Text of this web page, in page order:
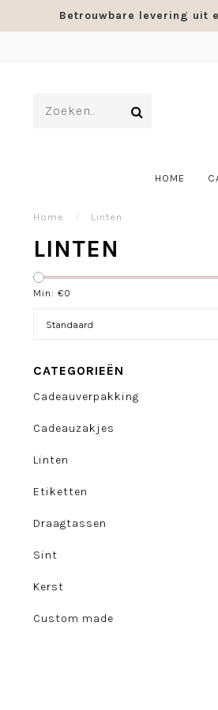
Betrouwbare levering uit
HOME
Home / Linten
LINTEN
Min: €0
CATEGORIEËN
Cadeauverpakking
Cadeauzakjes
Linten
Etiketten
Draagtassen
Sint
Kerst
Custom made